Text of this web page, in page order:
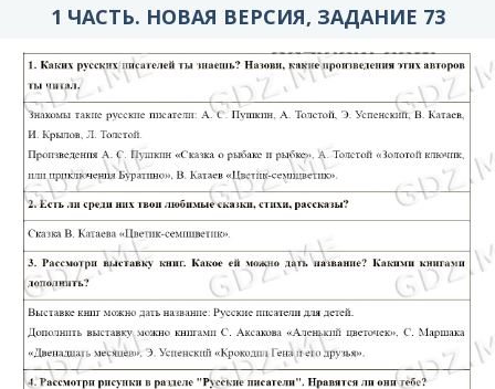
1 ЧАСТЬ. НОВАЯ ВЕРСИЯ, ЗАДАНИЕ 73